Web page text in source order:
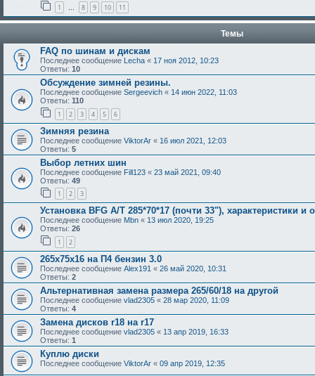
1 … 8 9 10 11
Темы
FAQ по шинам и дискам
Последнее сообщение Lecha « 17 ноя 2012, 10:23
Ответы: 10
Обсуждение зимней резины.
Последнее сообщение Sergeevich « 14 июн 2022, 11:03
Ответы: 110
1 2 3 4 5 6
Зимняя резина
Последнее сообщение ViktorAr « 16 июл 2021, 12:03
Ответы: 5
Выбор летних шин
Последнее сообщение Fill123 « 23 май 2021, 09:40
Ответы: 49
1 2 3
Установка BFG A/T 285*70*17 (почти 33"), характеристики и
Последнее сообщение Mbn « 13 июл 2020, 19:25
Ответы: 26
1 2
265х75х16 на П4 бензин 3.0
Последнее сообщение Alex191 « 26 май 2020, 10:31
Ответы: 2
Альтернативная замена размера 265/60/18 на другой
Последнее сообщение vlad2305 « 28 мар 2020, 11:09
Ответы: 4
Замена дисков r18 на r17
Последнее сообщение vlad2305 « 13 апр 2019, 16:33
Ответы: 1
Куплю диски
Последнее сообщение ViktorAr « 09 апр 2019, 12:35